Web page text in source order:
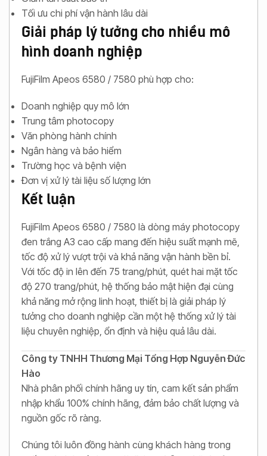
Tối ưu chi phí vận hành lâu dài
Giải pháp lý tưởng cho nhiều mô
hình doanh nghiệp
FujiFilm Apeos 6580 / 7580 phù hợp cho:
Doanh nghiệp quy mô lớn
Trung tâm photocopy
Văn phòng hành chính
Ngân hàng và bảo hiểm
Trường học và bệnh viện
Đơn vị xử lý tài liệu số lượng lớn
Kết luận
FujiFilm Apeos 6580 / 7580 là dòng máy photocopy
đen trắng A3 cao cấp mang đến hiệu suất mạnh mẽ,
tốc độ xử lý vượt trội và khả năng vận hành bền bỉ.
Với tốc độ in lên đến 75 trang/phút, quét hai mặt tốc
độ 270 trang/phút, hệ thống bảo mật hiện đại cùng
khả năng mở rộng linh hoạt, thiết bị là giải pháp lý
tưởng cho doanh nghiệp cần một hệ thống xử lý tài
liệu chuyên nghiệp, ổn định và hiệu quả lâu dài.
Công ty TNHH Thương Mại Tổng Hợp Nguyễn Đức
Hào
Nhà phân phối chính hãng uy tín, cam kết sản phẩm
nhập khẩu 100% chính hãng, đảm bảo chất lượng và
nguồn gốc rõ ràng.
Chúng tôi luôn đồng hành cùng khách hàng trong